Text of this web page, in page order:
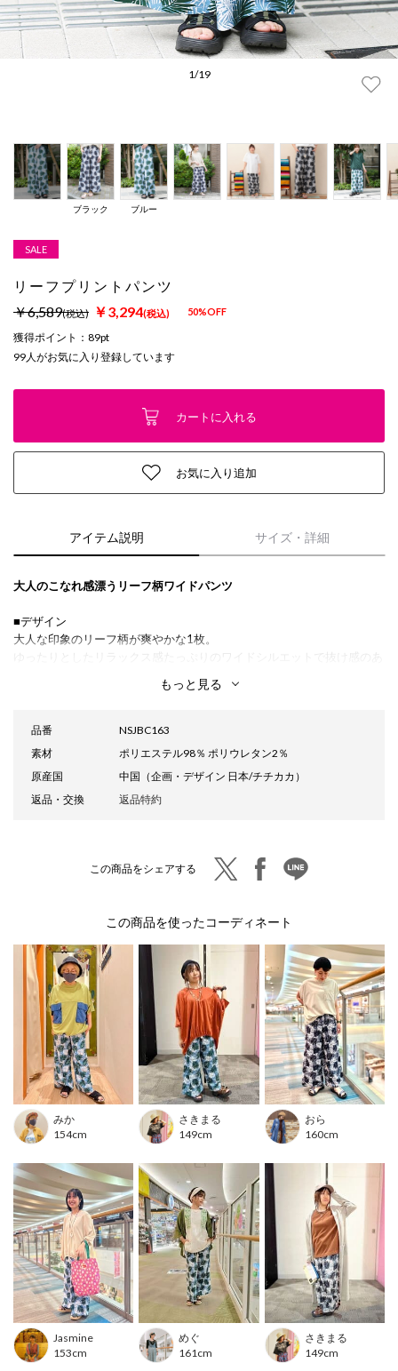
1/19
ブラック ブルー
SALE
リーフプリントパンツ
￥6,589(税込) ￥3,294(税込) 50%OFF
獲得ポイント： 89pt
99 人がお気に入り登録しています
カートに入れる
お気に入り追加
アイテム説明 サイズ・詳細
大人のこなれ感漂うリーフ柄ワイドパンツ
■デザイン
大人な印象のリーフ柄が爽やかな1枚。
動きのある軽やかな生地を使用しているので、さっと穿けてこなれた雰
ウエスト部分についた、ロープ調の紐がアクセントです。
■サイズ感
レディースフリーサイズ
ウエストゴムと紐で調節可能なのでリラックス感のある穿き心地。
ラフに合わせて、大人のリラックススタイリングに。
■カラー
ブラック/ブルー
■洗濯表示
洗濯絵表示について
---------------------------------
透け感：やや透ける
裏地 ：なし
光沢 ：なし
生地の厚さ：普通
ポケット：あり
---------------------------------
※布製品は生地の裁断位置により、同じ商品・カラーでもお色や柄の出方が異なる場合がご
ざいます。
※モデル着用写真は光の加減で色差がある場合がございます。
※白背景の商品画像が実物に近い色味となっております。
もっと見る
品番
NSJBC163
素材
ポリエステル98％ ポリウレタン2％
原産国
中国（企画・デザイン 日本/チチカカ）
返品・交換
返品特約
この商品をシェアする twitter facebook
この商品を使ったコーディネート
みか
154cm
さきまる
149cm
おら
160cm
Jasmine
153cm
めぐ
161cm
さきまる
149cm